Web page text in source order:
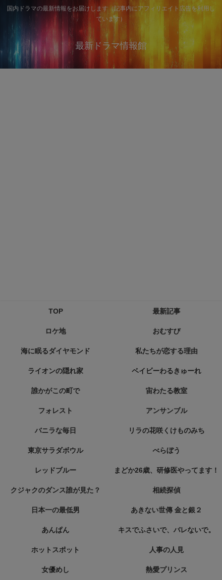
国内ドラマの最新情報をお届けします（記事内にアフィリエイト広告を利用し
ています）
最新ドラマ情報館
TOP 最新記事
ロケ地 おむすび
海に眠るダイヤモンド 私たちが恋する理由
ライオンの隠れ家 ベイビーわるきゅーれ
誰かがこの町で 宙わたる教室
フォレスト アンサンブル
バニラな毎日 リラの花咲くけものみち
東京サラダボウル べらぼう
レッドブルー まどか26歳、研修医やってます！
クジャクのダンス誰が見た？ 相続探偵
日本一の最低男 あきない世傳 金と銀２
あんぱん キスでふさいで、バレないで。
ホットスポット 人事の人見
女優めし 熱愛プリンス